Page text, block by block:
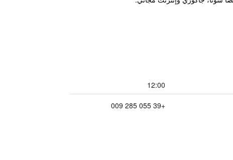
12:00
+39 055 285 009